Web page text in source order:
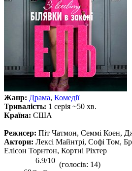
Жанр: Драма, Комедії
Тривалість: 1 серія ~50 хв.
Країна: США
Режисер: Піт Чатмон, Семмі Коен,
Актори: Лексі Майнтрі, Софі Том,
Елісон Торнтон, Кортні Ріхтер
6.9/10 (голосів: 14)